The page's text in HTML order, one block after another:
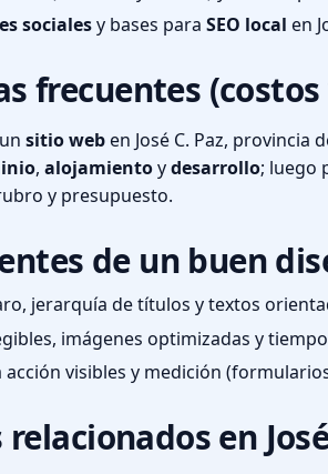
socialesy bases para SEO local en
frecuentes
sitio weben José C. Paz, provincia
, alojamientoydesarrollo; luego
y presupuesto.
de un buen
jerarquía de títulos y textos
imágenes optimizadas y
acción visibles y medición
en